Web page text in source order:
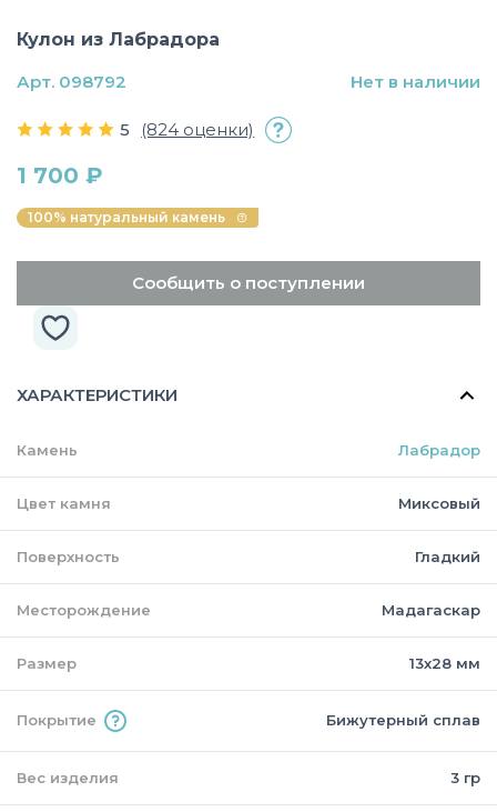
Кулон из Лабрадора
5 (824 оценки)
1 700 ₽
100% натуральный камень
Сообщить о поступлении
Арт. 098792 Нет в наличии
ХАРАКТЕРИСТИКИ
Камень Лабрадор
Цвет камня Миксовый
Поверхность Гладкий
Месторождение Мадагаскар
Размер 13х28 мм
Покрытие Бижутерный сплав
Вес изделия 3 гр